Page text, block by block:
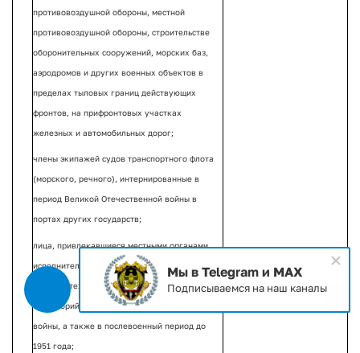
противовоздушной обороны, местной
противовоздушной обороны, строительстве
оборонительных сооружений, морских баз,
аэродромов и других военных объектов в
пределах тыловых границ действующих
фронтов, на прифронтовых участках
железных и автомобильных дорог;
члены экипажей судов транспортного флота
(морского, речного), интернированные в
период Великой Отечественной войны в
портах других государств;
лица, привлекавшиеся местными органами
исполнительной власти к сбору боеприпасов и
военной техники, разминированию
территорий в период Великой Отечественной
войны, а также в послевоенный период до
1951 года;
Мы в Telegram и MAX
Подписываемся на наш каналы